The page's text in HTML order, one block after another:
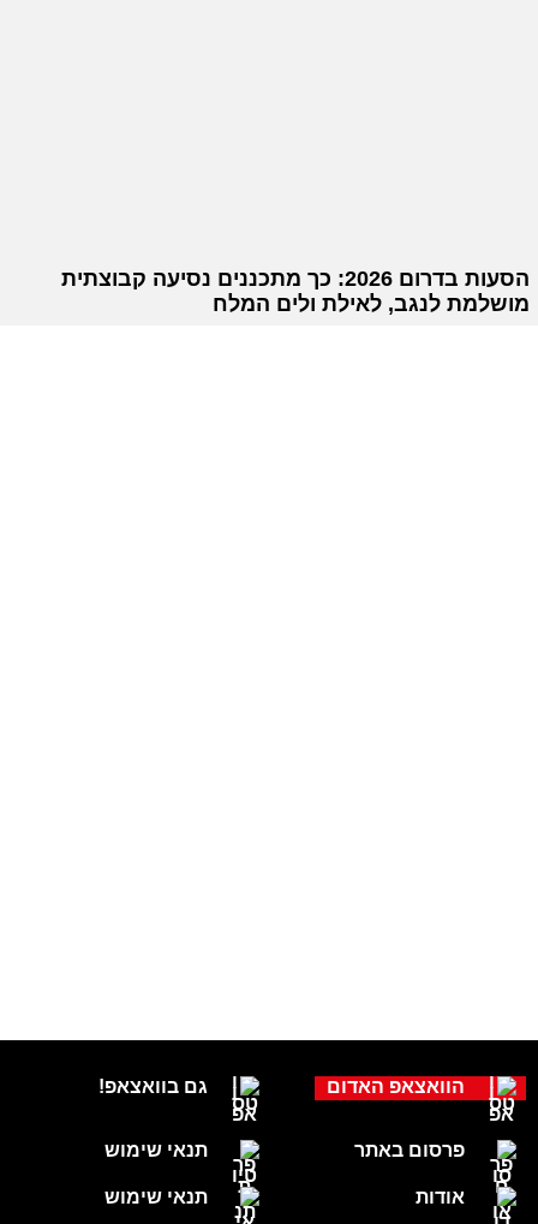
הסעות בדרום 2026: כך מתכננים נסיעה קבוצתית
מושלמת לנגב, לאילת ולים המלח
גם בוואצאפ!
תנאי שימוש
תנאי שימוש
הוואצאפ האדום
פרסום באתר
אודות